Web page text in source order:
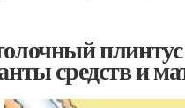
средств и